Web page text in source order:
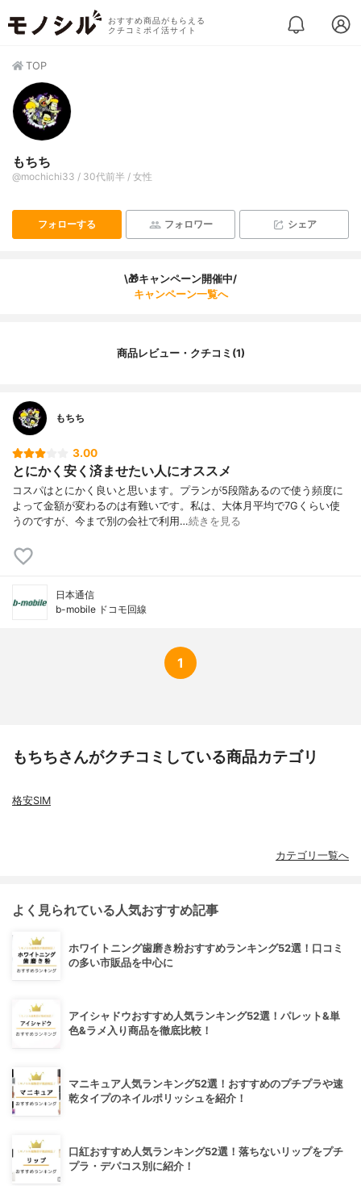
おすすめ商品がもらえる
クチコミポイ活サイト
TOP
もちち
@mochichi33 / 30代前半 / 女性
フォローする フォロワー シェア
\🎁キャンペーン開催中/
キャンペーン一覧へ
商品レビュー・クチコミ(1)
もちち
3.00
とにかく安く済ませたい人にオススメ
コスパはとにかく良いと思います。プランが5段階あるので使う頻度に
よって金額が変わるのは有難いです。私は、大体月平均で7Gくらい使
うのですが、今まで別の会社で利用…続きを見る
日本通信
b-mobile ドコモ回線
1
もちちさんがクチコミしている商品カテゴリ
格安SIM
カテゴリ一覧へ
よく見られている人気おすすめ記事
ホワイトニング歯磨き粉おすすめランキング52選！口コミ
の多い市販品を中心に
アイシャドウおすすめ人気ランキング52選！パレット&単
色&ラメ入り商品を徹底比較！
マニキュア人気ランキング52選！おすすめのプチプラや速
乾タイプのネイルポリッシュを紹介！
口紅おすすめ人気ランキング52選！落ちないリップをプチ
プラ・デパコス別に紹介！